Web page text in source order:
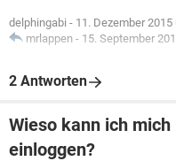
delphingabi - 11. Dezember 2015
mrlappen - 15. September
2 Antworten
Wieso kann ich
einloggen?